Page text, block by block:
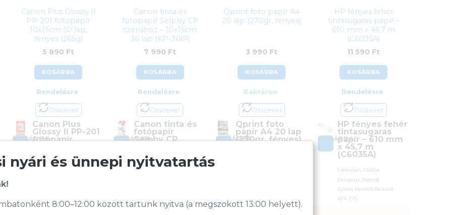
Canon Plus Glossy II
PP-201 fotópapír
10x15cm 50 lap,
fényes (265g)
5 890 Ft
KOSÁRBA
Rendelésre
Összevet
KOSÁRBA
Canon Plus
Glossy II PP-201
fotópapír
fényes (265g)
Azonosító:34225
Canon tinta és
fotópapír Selphy CP
szériához – 10x15cm
36 lap (KP-36IP)
7 990 Ft
KOSÁRBA
Rendelésre
Összevet
KOSÁRBA
Canon tinta és
fotópapír
Selphy CP
10x15cm 36 lap
(KP-36IP)
ÁFA:27%
Qprint foto papír A4
20 lap (270gr, fényes)
3 990 Ft
KOSÁRBA
Raktáron
Összevet
KOSÁRBA
Qprint foto
papír A4 20 lap
(270gr, fényes)
HP fényes fehér
tintasugaras papír –
610 mm x 45,7 m
(C6035A)
11 590 Ft
KOSÁRBA
Rendelésre
Összevet
KOSÁRBA
HP fényes fehér
tintasugaras
papír – 610 mm
x 45,7 m
(C6035A)
Cikkszám: C6035A
Kategória: Papírok
Gyártó: Hewlett Packard
ÁFA: 27%
nyári és ünnepi nyitvatartás
8:00–12:00 között tartunk nyitva (a megszokott 13:00 helyett).